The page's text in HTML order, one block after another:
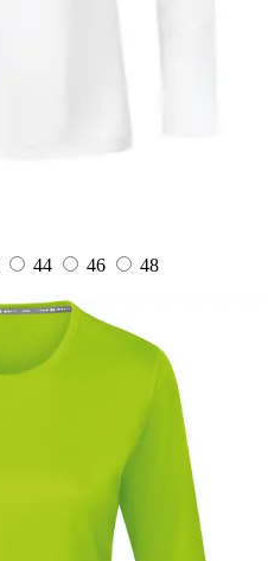
44 46
48